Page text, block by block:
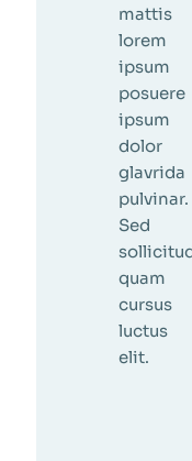
mattis
lorem
ipsum
posuere
ipsum
dolor
glavrida
pulvinar.
Sed
quam
cursus
luctus
elit.